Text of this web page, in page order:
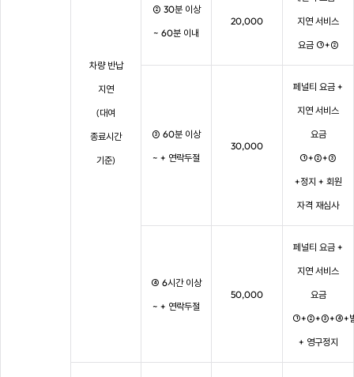
차량 반납
지연
(대여
종료시간
기준)
② 30분 이상
~ 60분 이내
20,000
지연 서비스
요금 ①+②
③ 60분 이상
~ + 연락두절
30,000
페널티 요금 +
지연 서비스
요금
①+②+③
+정지 + 회원
자격 재심사
④ 6시간 이상
~ + 연락두절
50,000
페널티 요금 +
지연 서비스
요금
①+②+③+④+발
+ 영구정지